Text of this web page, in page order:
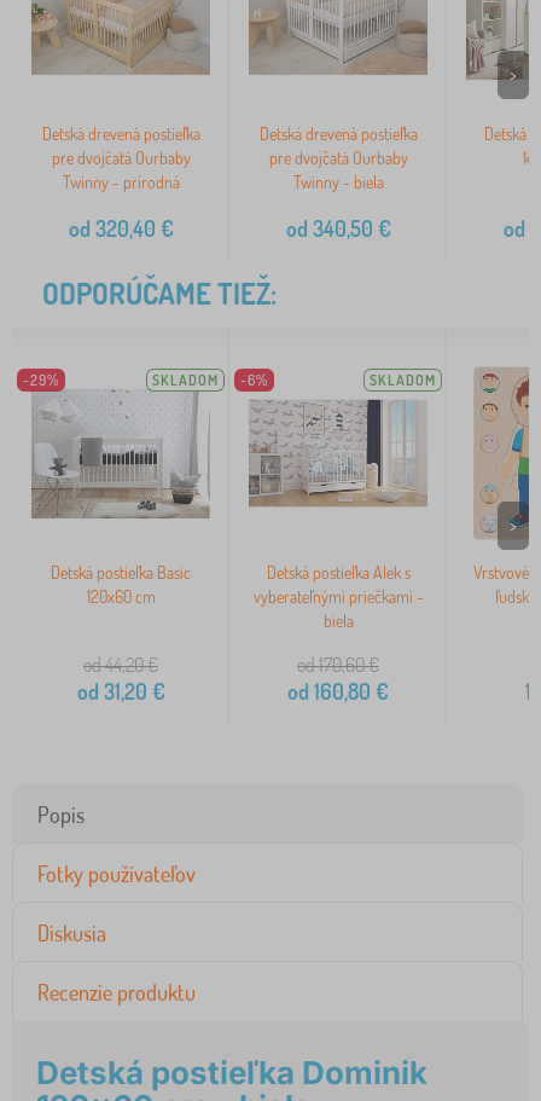
Detská drevená postieľka
pre dvojčatá Ourbaby
Twinny - prírodná
od 320,40 €
Detská drevená postieľka
pre dvojčatá Ourbaby
Twinny - biela
od 340,50 €
Detská
od
>
ODPORÚČAME TIEŽ:
-29% SKLADOM
Detská postieľka Basic
120x60 cm
od 44,20€
od 31,20 €
-6% SKLADOM
Detská postieľka Alek s
vyberateľnými priečkami -
biela
od 170,60€
od 160,80 €
Vrstvové
>
Popis
Fotky používateľov
Diskusia
Recenzie produktu
Detská postieľka Dominik